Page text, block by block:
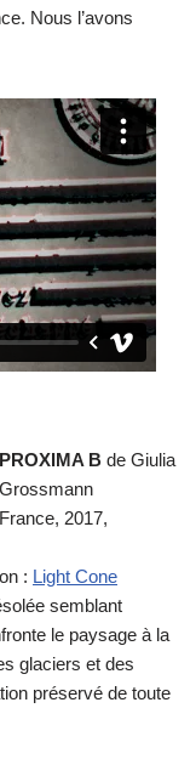
Nous l’avons
PROXIMA B de Giulia
Grossmann
France, 2017,
: Light Cone
semblant
le paysage à la
glaciers et des
préservé de toute